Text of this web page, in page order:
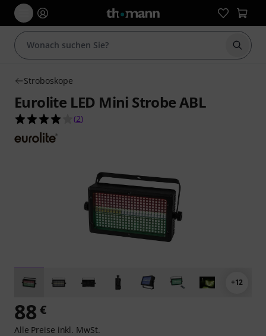
Suche
Stroboskope
Eurolite LED Mini Strobe ABL
4.0 von 5 Sternen aus 2 Kundenbewertungen
(2)
+12
88 €
Alle Preise inkl. MwSt.